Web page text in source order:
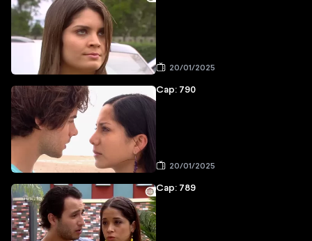
20/01/2025
Cap: 790
20/01/2025
Cap: 789